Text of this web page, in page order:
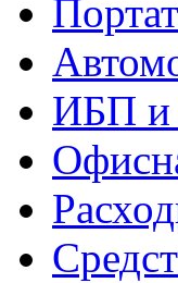
ИБП и